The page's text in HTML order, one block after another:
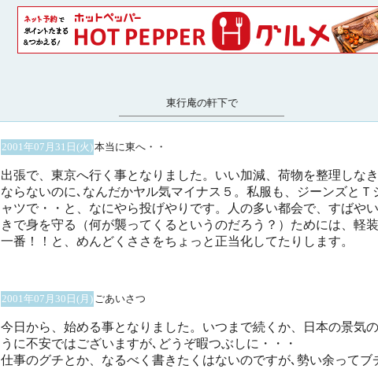
東行庵の軒下で
2001年07月31日(火)本当に東へ・・
出張で、東京へ行く事となりました。いい加減、荷物を整理しな
ならないのに､なんだかヤル気マイナス５。私服も、ジーンズとＴ
ャツで・・と、なにやら投げやりです。人の多い都会で、すばや
きで身を守る（何が襲ってくるというのだろう？）ためには、軽
一番！！と、めんどくささをちょっと正当化してたりします。
2001年07月30日(月) ごあいさつ
今日から、始める事となりました。いつまで続くか、日本の景気
うに不安ではございますが､どうぞ暇つぶしに・・・
仕事のグチとか、なるべく書きたくはないのですが､勢い余ってブ